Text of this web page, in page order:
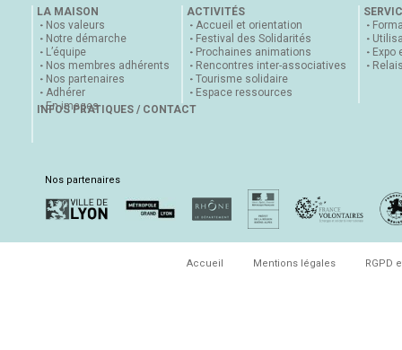
LA MAISON
Nos valeurs
Notre démarche
L’équipe
Nos membres adhérents
Nos partenaires
Adhérer
En images
ACTIVITÉS
Accueil et orientation
Festival des Solidarités
Prochaines animations
Rencontres inter-associatives
Tourisme solidaire
Espace ressources
Expo
INFOS PRATIQUES / CONTACT
Nos partenaires
Accueil Mentions légales RGPD